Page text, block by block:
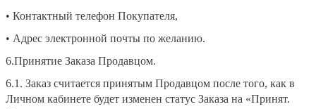
• Контактный телефон Покупателя,
• Адрес электронной почты по желанию.
6.Принятие Заказа Продавцом.
6.1. Заказ считается принятым Продавцом после того, как в
Личном кабинете будет изменен статус Заказа на «Принят.